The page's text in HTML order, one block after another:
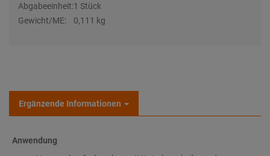
Abgabeeinheit:1 Stück
Gewicht/ME:
0,111 kg
Ergänzende Informationen
Anwendung